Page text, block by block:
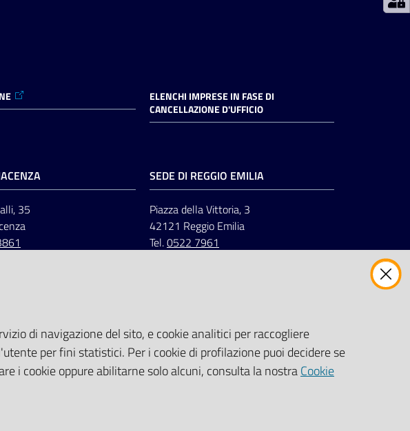
ELENCHI IMPRESE IN FASE DI
CANCELLAZIONE D'UFFICIO
35
SEDE DI REGGIO EMILIA
Piazza della Vittoria, 3
42121 Reggio Emilia
Tel.0522 7961
di navigazione del sito, e cookie analitici per raccogliere
per fini statistici. Per i cookie di profilazione puoi decidere se
i cookie oppure abilitarne solo alcuni, consulta la nostraCookie